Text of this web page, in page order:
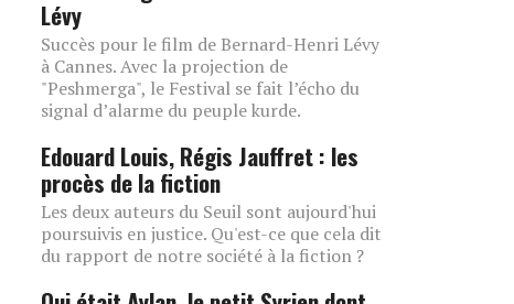
Lévy
Succès pour le film de Bernard-Henri Lévy
à Cannes. Avec la projection de
"Peshmerga", le Festival se fait l’écho du
signal d’alarme du peuple kurde.
Edouard Louis, Régis Jauffret : les
procès de la fiction
Les deux auteurs du Seuil sont aujourd'hui
poursuivis en justice. Qu'est-ce que cela dit
du rapport de notre société à la fiction ?